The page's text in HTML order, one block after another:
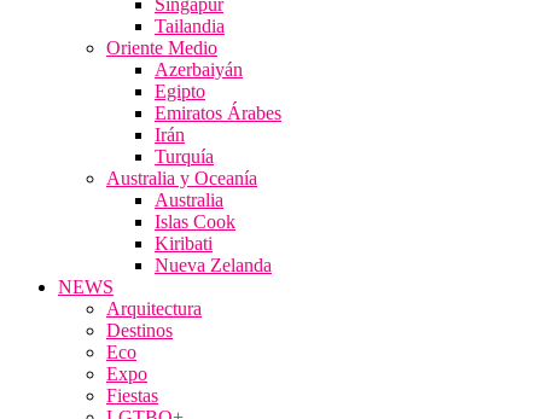
Singapur
Tailandia
Oriente Medio
Azerbaiyán
Egipto
Emiratos Árabes
Irán
Turquía
Australia y Oceanía
Australia
Islas Cook
Kiribati
Nueva Zelanda
NEWS
Arquitectura
Destinos
Eco
Expo
Fiestas